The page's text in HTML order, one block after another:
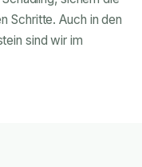
Schritte. Auch in den
sind wir im